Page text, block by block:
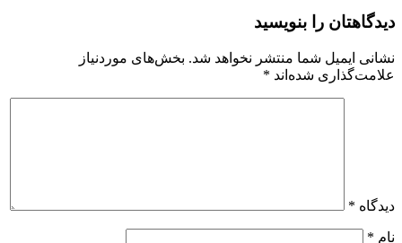
دیدگاهتان را بنویسید
نشانی ایمیل شما منتشر نخواهد شد. بخش‌های موردنیاز
علامت‌گذاری شده‌اند *
دیدگاه *
نام *